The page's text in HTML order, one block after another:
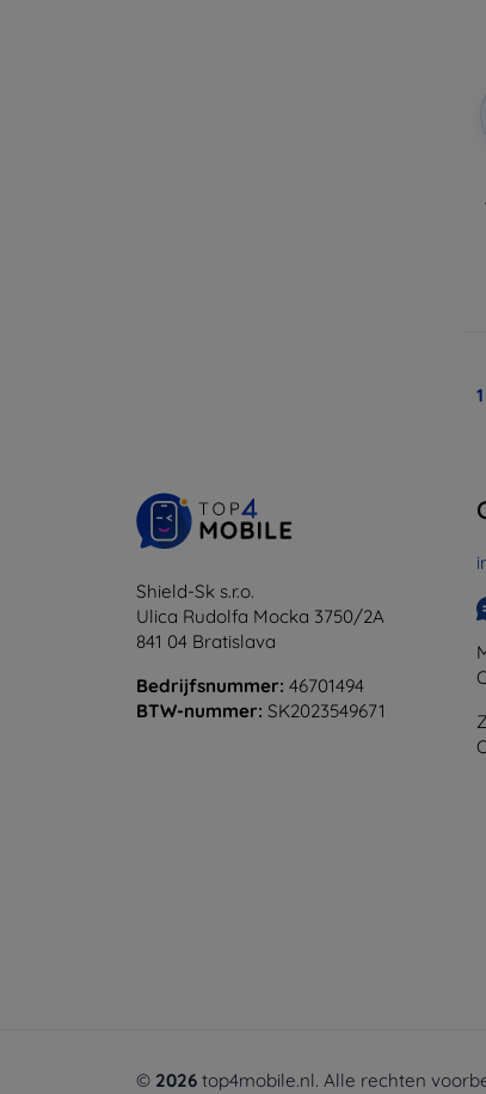
1
Shield-Sk s.r.o.
Ulica Rudolfa Mocka 3750/2A
841 04 Bratislava
Bedrijfsnummer: 46701494
BTW-nummer: SK2023549671
© 2026 top4mobile.nl. Alle rechten